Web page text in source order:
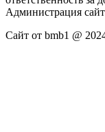
Администрация
Сайт от bmb1 @